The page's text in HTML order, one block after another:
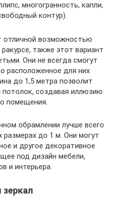
многогранность, капли,
контур).
отличной возможностью
также этот вариант
Они не всегда смогут
расположенное для них
до 1,5 метра позволит
потолок, создавая иллюзию
помещения.
обрамлении лучше всего
размерах до 1 м. Они могут
и другое декоративное
под дизайн мебели,
и интерьера.